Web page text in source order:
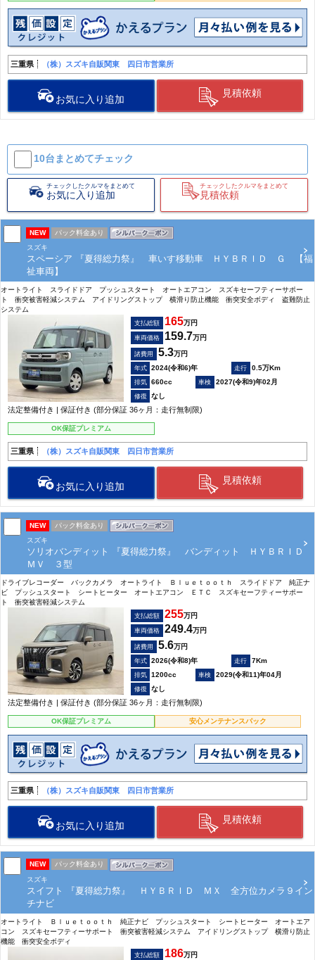
三重県 （株）スズキ自販関東 四日市営業所
お気に入り追加
見積依頼
10台まとめてチェック
チェックしたクルマをまとめて
お気に入り追加
チェックしたクルマをまとめて
見積依頼
NEW
パック料金あり
スズキ
スペーシア 『夏得総力祭』 車いす移動車 ＨＹＢＲＩＤ Ｇ 【福
祉車両】
オートライト スライドドア プッシュスタート オートエアコン スズキセーフティーサポー
ト 衝突被害軽減システム アイドリングストップ 横滑り防止機能 衝突安全ボディ 盗難防止
システム
支払総額 165万円
車両価格 159.7万円
諸費用 5.3万円
2024(令和6)年
0.5万Km
660cc
2027(令和9)年02月
なし
法定整備付き | 保証付き (部分保証 36ヶ月：走行無制限)
OK保証プレミアム
三重県 （株）スズキ自販関東 四日市営業所
お気に入り追加
見積依頼
NEW
パック料金あり
スズキ
ソリオバンディット 『夏得総力祭』 バンディット ＨＹＢＲＩＤ
ＭＶ ３型
ドライブレコーダー バックカメラ オートライト Ｂｌｕｅｔｏｏｔｈ スライドドア 純正ナ
ビ プッシュスタート シートヒーター オートエアコン ＥＴＣ スズキセーフティーサポー
ト 衝突被害軽減システム
支払総額 255万円
車両価格 249.4万円
諸費用 5.6万円
2026(令和8)年
7Km
1200cc
2029(令和11)年04月
なし
法定整備付き | 保証付き (部分保証 36ヶ月：走行無制限)
OK保証プレミアム 安心メンテナンスパック
三重県 （株）スズキ自販関東 四日市営業所
お気に入り追加
見積依頼
NEW
パック料金あり
スズキ
スイフト 『夏得総力祭』 ＨＹＢＲＩＤ ＭＸ 全方位カメラ９イン
チナビ
オートライト Ｂｌｕｅｔｏｏｔｈ 純正ナビ プッシュスタート シートヒーター オートエア
コン スズキセーフティーサポート 衝突被害軽減システム アイドリングストップ 横滑り防止
機能 衝突安全ボディ
支払総額 186万円